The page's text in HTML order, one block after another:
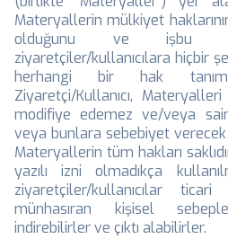
Materyallerin mülkiyet
olduğunu ve işbu
ziyaretçiler/kullanıcılara hiçbir
herhangi bir hak
Ziyaretçi/Kullanıcı,
modifiye edemez ve/veya
veya bunlara sebebiyet
Materyallerin tüm hakları
yazılı izni olmadıkça
ziyaretçiler/kullanıcılar
münhasıran kişisel
indirebilirler ve çıktı alabilirler.